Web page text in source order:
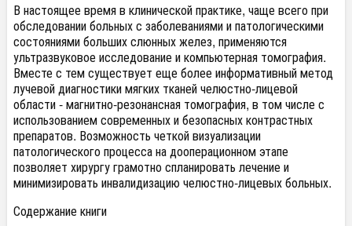
В настоящее время в клинической практике, чаще всего при
обследовании больных с заболеваниями и патологическими
состояниями больших слюнных желез, применяются
ультразвуковое исследование и компьютерная томография.
Вместе с тем существует еще более информативный метод
лучевой диагностики мягких тканей челюстно-лицевой
области - магнитно-резонансная томография, в том числе с
использованием современных и безопасных контрастных
препаратов. Возможность четкой визуализации
патологического процесса на дооперационном этапе
позволяет хирургу грамотно спланировать лечение и
минимизировать инвалидизацию челюстно-лицевых больных.
Содержание книги